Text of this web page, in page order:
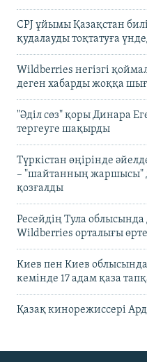
CPJ ұйымы Қазақстан
қудалауды тоқтатуға
Wildberries негізгі
деген хабарды жоққа
"Әділ сөз" қоры Динара
тергеуге шақырды
Түркістан өңірінде
– "шайтанның жаршысы"
қозғалды
Ресейдің Тула
Wildberries орталығы
Киев пен Киев
кемінде 17 адам қаза
Қазақ кинорежиссері